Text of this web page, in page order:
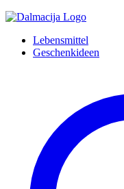
Lebensmittel
Geschenkideen